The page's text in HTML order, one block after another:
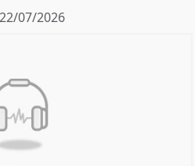
22/07/2026